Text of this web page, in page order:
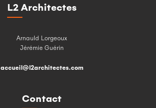
L2 Architectes
Arnauld Lorgeoux
Jérémie Guérin
accueil@l2architectes.com
Contact